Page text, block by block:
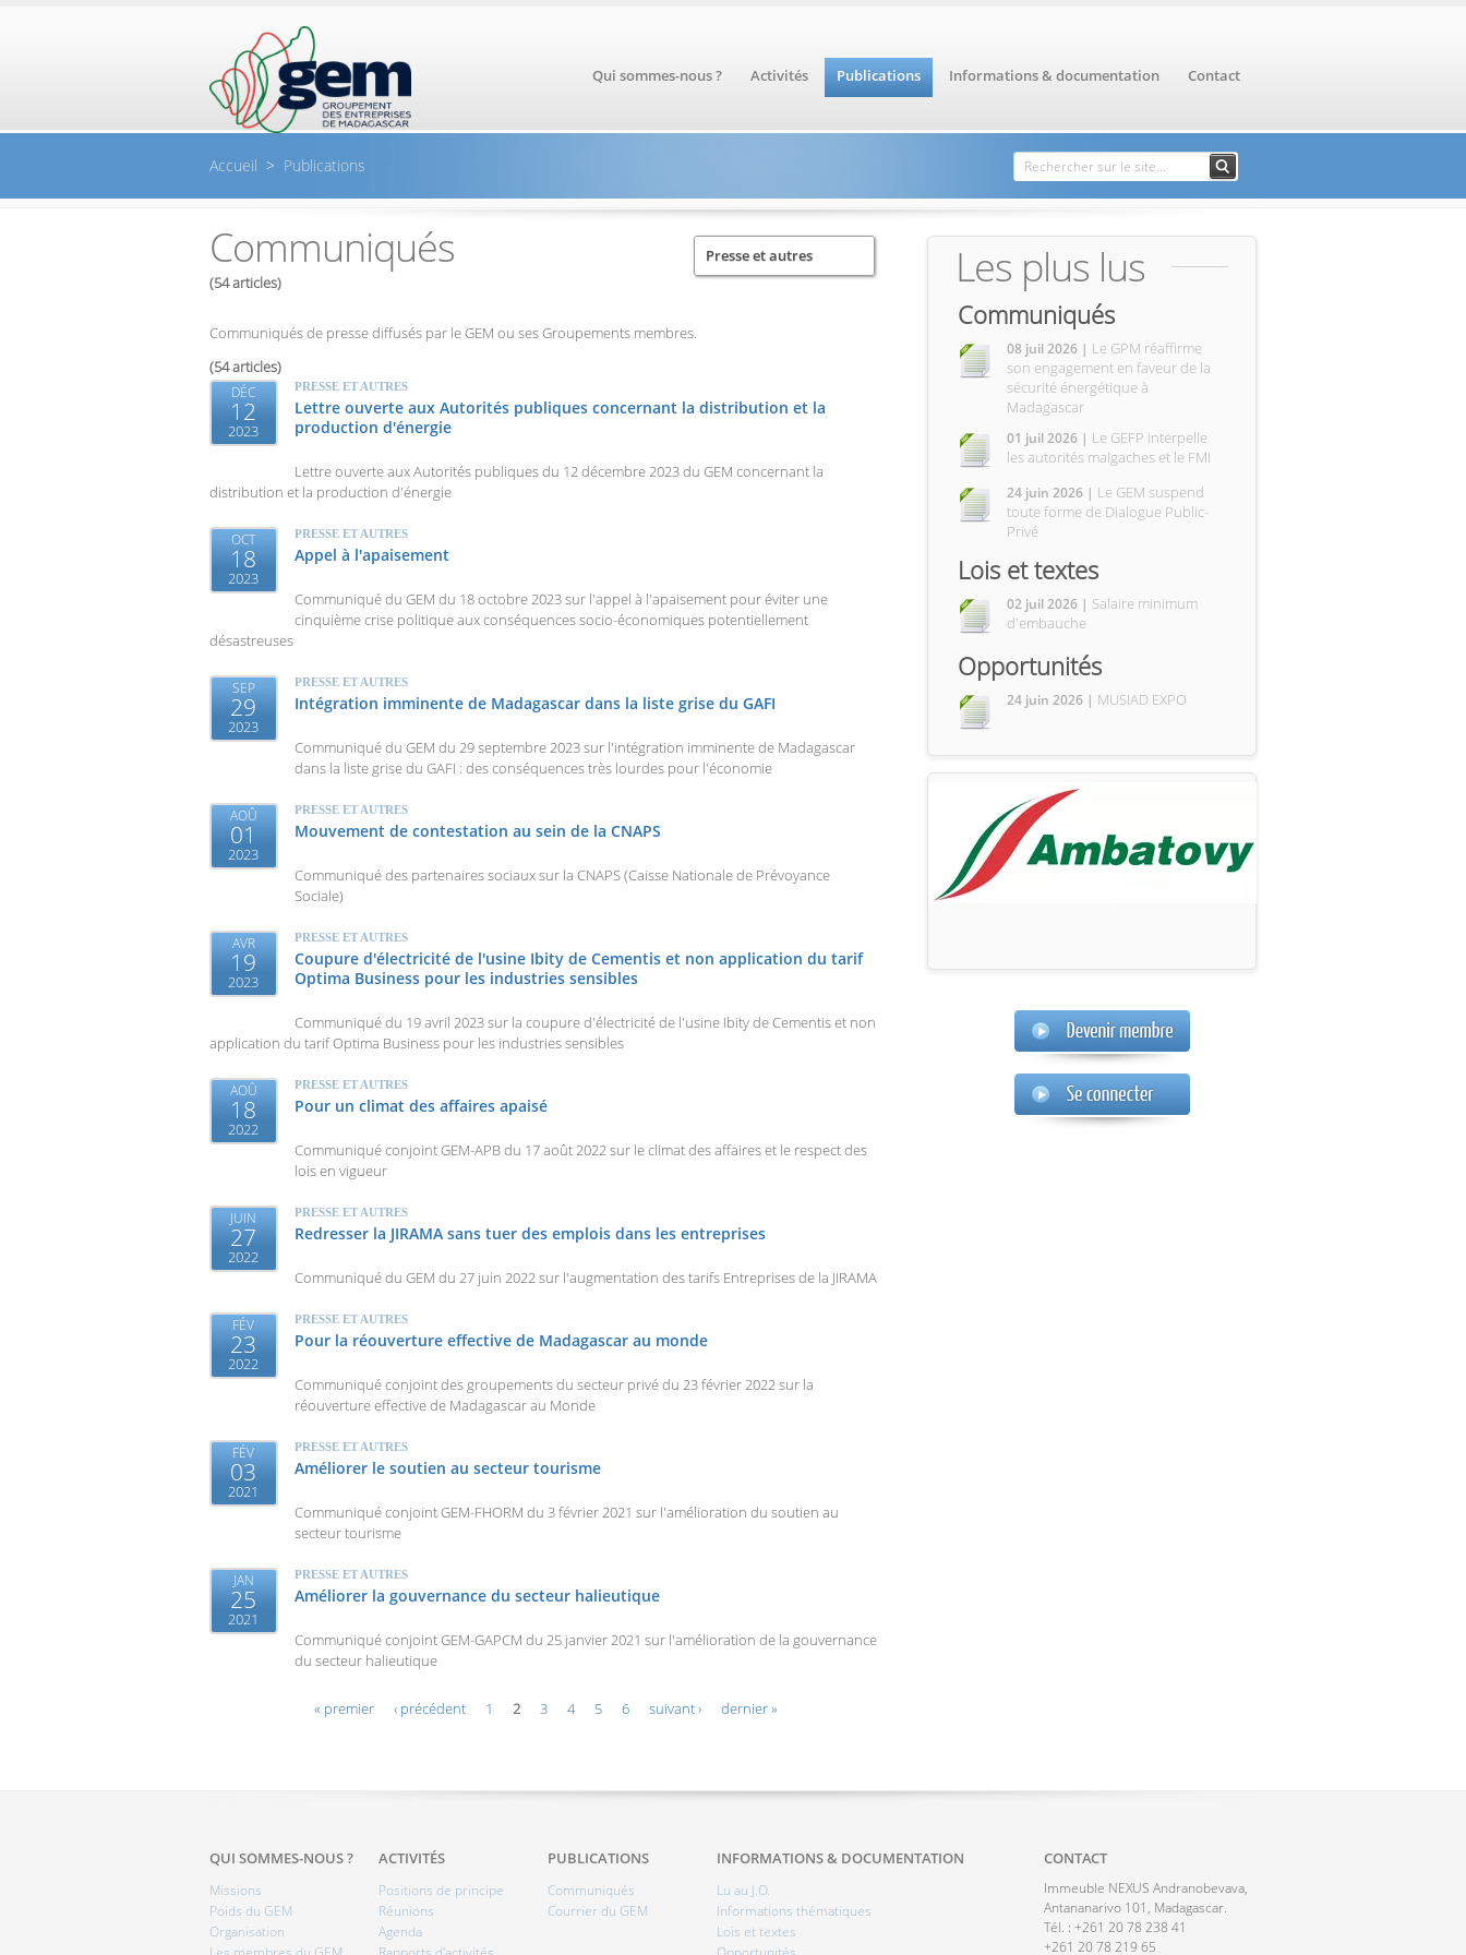
Qui sommes-nous ? Activités Publications Informations & documentation Contact
Accueil > Publications Formulaire de
recherche
Rechercher
Presse et autres
Communiqués
(54 articles)
Communiqués de presse diffusés par le GEM ou ses Groupements membres.
(54 articles)
DÉC
12
2023
PRESSE ET AUTRES
Lettre ouverte aux Autorités publiques concernant la distribution et la
production d'énergie
Lettre ouverte aux Autorités publiques du 12 décembre 2023 du GEM concernant la
distribution et la production d'énergie
OCT
18
2023
PRESSE ET AUTRES
Appel à l'apaisement
Communiqué du GEM du 18 octobre 2023 sur l'appel à l'apaisement pour éviter une
cinquième crise politique aux conséquences socio-économiques potentiellement
désastreuses
SEP
29
2023
PRESSE ET AUTRES
Intégration imminente de Madagascar dans la liste grise du GAFI
Communiqué du GEM du 29 septembre 2023 sur l'intégration imminente de Madagascar
dans la liste grise du GAFI : des conséquences très lourdes pour l'économie
AOÛ
01
2023
PRESSE ET AUTRES
Mouvement de contestation au sein de la CNAPS
Communiqué des partenaires sociaux sur la CNAPS (Caisse Nationale de Prévoyance
Sociale)
AVR
19
2023
PRESSE ET AUTRES
Coupure d'électricité de l'usine Ibity de Cementis et non application du tarif
Optima Business pour les industries sensibles
Communiqué du 19 avril 2023 sur la coupure d'électricité de l'usine Ibity de Cementis et non
application du tarif Optima Business pour les industries sensibles
AOÛ
18
2022
PRESSE ET AUTRES
Pour un climat des affaires apaisé
Communiqué conjoint GEM-APB du 17 août 2022 sur le climat des affaires et le respect des
lois en vigueur
JUIN
27
2022
PRESSE ET AUTRES
Redresser la JIRAMA sans tuer des emplois dans les entreprises
Communiqué du GEM du 27 juin 2022 sur l'augmentation des tarifs Entreprises de la JIRAMA
FÉV
23
2022
PRESSE ET AUTRES
Pour la réouverture effective de Madagascar au monde
Communiqué conjoint des groupements du secteur privé du 23 février 2022 sur la
réouverture effective de Madagascar au Monde
FÉV
03
2021
PRESSE ET AUTRES
Améliorer le soutien au secteur tourisme
Communiqué conjoint GEM-FHORM du 3 février 2021 sur l'amélioration du soutien au
secteur tourisme
JAN
25
2021
PRESSE ET AUTRES
Améliorer la gouvernance du secteur halieutique
Communiqué conjoint GEM-GAPCM du 25 janvier 2021 sur l'amélioration de la gouvernance
du secteur halieutique
« premier ‹ précédent 1 2 3 4 5 6 suivant › dernier »
Les plus lus
Communiqués
08 juil 2026 | Le GPM réaffirme
son engagement en faveur de la
sécurité énergétique à
Madagascar
01 juil 2026 | Le GEFP interpelle
les autorités malgaches et le FMI
24 juin 2026 | Le GEM suspend
toute forme de Dialogue Public-
Privé
Lois et textes
02 juil 2026 | Salaire minimum
d'embauche
Opportunités
24 juin 2026 | MUSIAD EXPO
QUI SOMMES-NOUS ?
Missions
Poids du GEM
Organisation
ACTIVITÉS
Positions de principe
Réunions
Agenda
PUBLICATIONS
Communiqués
Courrier du GEM
INFORMATIONS & DOCUMENTATION
Lu au J.O.
Informations thématiques
Lois et textes
CONTACT
Immeuble NEXUS Andranobevava,
Antananarivo 101, Madagascar.
Tél. : +261 20 78 238 41
+261 20 78 219 65